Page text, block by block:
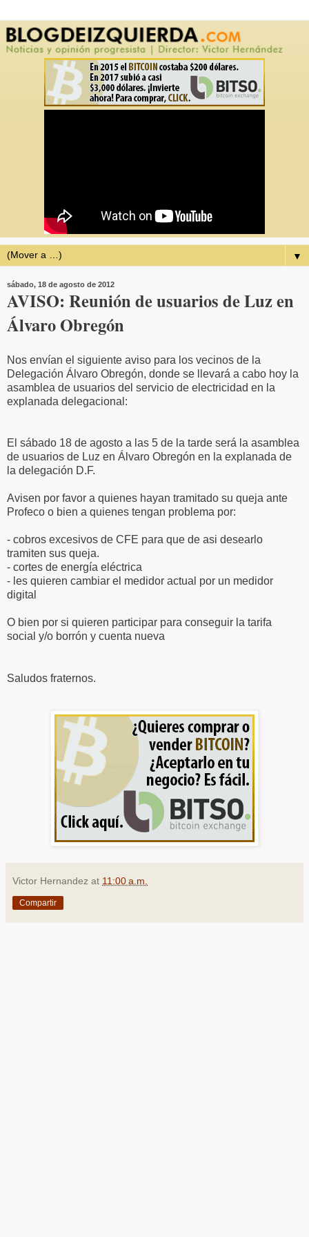
▼
sábado, 18 de agosto de 2012
AVISO: Reunión de usuarios de Luz en
Álvaro Obregón
Nos envían el siguiente aviso para los vecinos de la
Delegación Álvaro Obregón, donde se llevará a cabo hoy la
asamblea de usuarios del servicio de electricidad en la
explanada delegacional:
El sábado 18 de agosto a las 5 de la tarde será la asamblea
de usuarios de Luz en Álvaro Obregón en la explanada de
la delegación D.F.
Avisen por favor a quienes hayan tramitado su queja ante
Profeco o bien a quienes tengan problema por:
- cobros excesivos de CFE para que de asi desearlo
tramiten sus queja.
- cortes de energía eléctrica
- les quieren cambiar el medidor actual por un medidor
digital
O bien por si quieren participar para conseguir la tarifa
social y/o borrón y cuenta nueva
Saludos fraternos.
Victor Hernandez at 11:00 a.m.
Compartir